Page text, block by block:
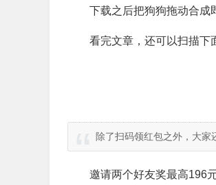
下载之后把狗狗拖动合成
看完文章，还可以扫描下
除了扫码领红包之外，大家
邀请两个好友奖最高196